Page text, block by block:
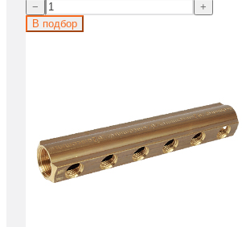
−
+
В подбор